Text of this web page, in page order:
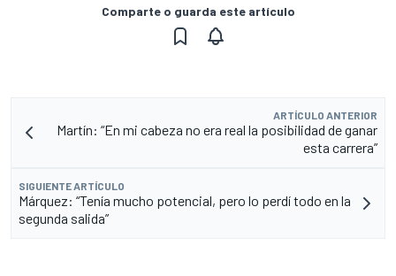
Comparte o guarda este artículo
ARTÍCULO ANTERIOR
Martín: “En mi cabeza no era real la posibilidad de ganar
esta carrera”
SIGUIENTE ARTÍCULO
Márquez: “Tenía mucho potencial, pero lo perdí todo en la
segunda salida”